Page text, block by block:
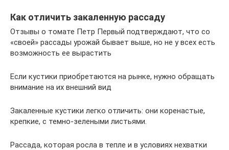
Как отличить закаленную рассаду
Отзывы о томате Петр Первый подтверждают, что со
«своей» рассады урожай бывает выше, но не у всех есть
возможность ее вырастить
Если кустики приобретаются на рынке, нужно обращать
внимание на их внешний вид
Закаленные кустики легко отличить: они коренастые,
крепкие, с темно-зелеными листьями.
Рассада, которая росла в тепле и в условиях нехватки